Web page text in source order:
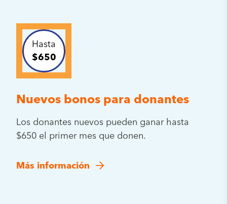
Hasta
$650
Nuevos bonos para donantes
Los donantes nuevos pueden ganar hasta
$650 el primer mes que donen.
Más información